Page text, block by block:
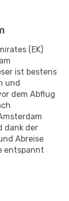
(EK)
ist bestens
und
dem Abflug
dank der
Abreise
entspannt